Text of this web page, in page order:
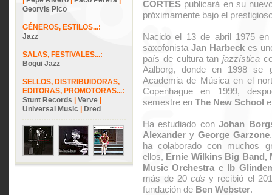
Georvis Pico
GÉNEROS, ESTILOS...:
Jazz
SALAS, FESTIVALES...:
Bogui Jazz
SELLOS, DISTRIBUIDORAS,
EDITORAS, PROMOTORAS...:
Stunt Records
Verve
Universal Music
Dred
CORTÉS publicará en su
próximamente bajo el
Nacido el 13 de abril 1975
saxofonista Jan Harbeckes
país de cultura tanjazzística
Aalborg, donde en 1998 se
Academia de Música en el
Copenhague en 1999,
semestre en The New School
Ha estudiado conJohan
Alexander y George Garzone
ha colaborado con muchos
ellos, Ernie Wilkins Big Band,
Music Orchestra e Ib
más de 20cds y recibió el
fundación de Ben Webster.